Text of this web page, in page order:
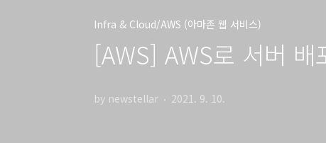
Infra & Cloud/AWS (아마존 웹 서비스)
[AWS] AWS로 서버
by newstellar 2021. 9. 10.